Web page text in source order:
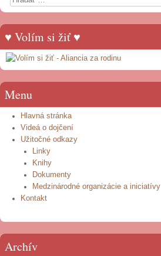
♥ Volím si žiť ♥
Menu
Hlavná stránka
Videá o dojčení
Užitočné odkazy
Linky
Knihy
Dokumenty
Medzinárodné organizácie a iniciatívy
Kontakt
Archív